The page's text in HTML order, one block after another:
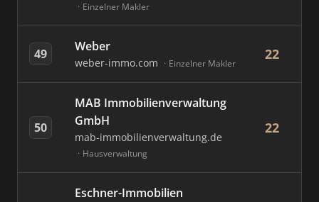
Einzelner Makler
49 Weber
weber-immo.com Einzelner Makler
22
50
MAB Immobilienverwaltung
GmbH
mab-immobilienverwaltung.de
Hausverwaltung
22
Eschner-Immobilien